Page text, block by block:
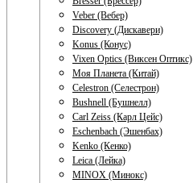
Veber (Вебер)
Discovery (Дискавери)
Konus (Конус)
Vixen Optics (Виксен Оптикс)
Моя Планета (Китай)
Celestron (Селестрон)
Bushnell (Бушнелл)
Carl Zeiss (Карл Цейс)
Eschenbach (Эшенбах)
Kenko (Кенко)
Leica (Лейка)
MINOX (Минокс)